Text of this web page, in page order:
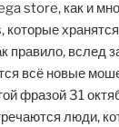
store, как и
которые
правило, вслед
всё новые
фразой 31
люди,